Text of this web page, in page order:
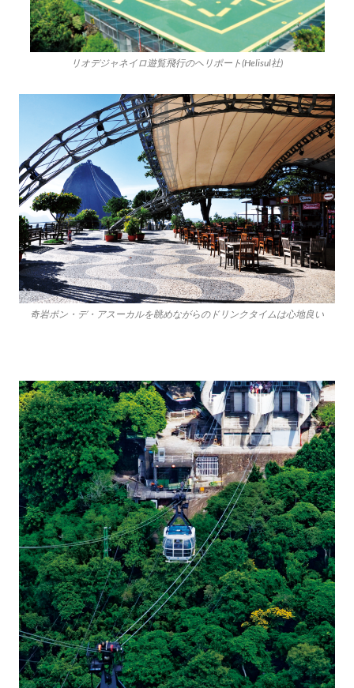
リオデジャネイロ遊覧飛行のヘリポート(Helisul社)
奇岩ポン・デ・アスーカルを眺めながらのドリンクタイムは心地良い